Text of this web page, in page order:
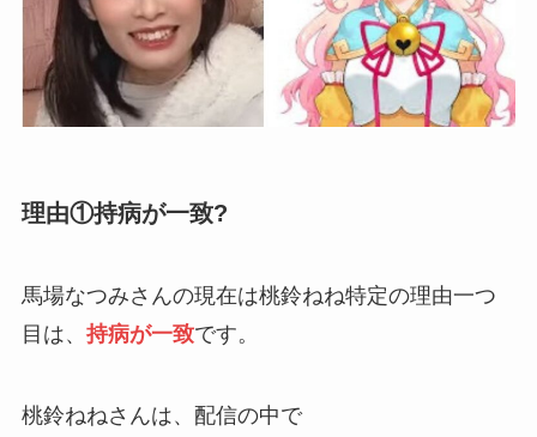
理由①持病が一致?
馬場なつみさんの現在は桃鈴ねね特定の理由一つ
目は、 持病が一致です。
桃鈴ねねさんは、配信の中で